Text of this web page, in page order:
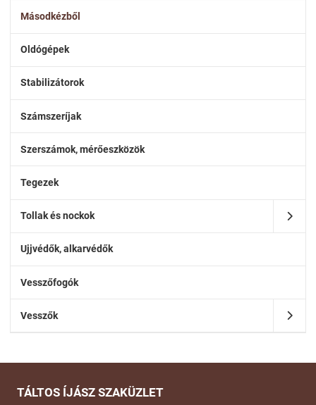
Másodkézből
Oldógépek
Stabilizátorok
Számszeríjak
Szerszámok, mérőeszközök
Tegezek
Tollak és nockok
Ujjvédők, alkarvédők
Vesszőfogók
Vesszők
TÁLTOS ÍJÁSZ SZAKÜZLET